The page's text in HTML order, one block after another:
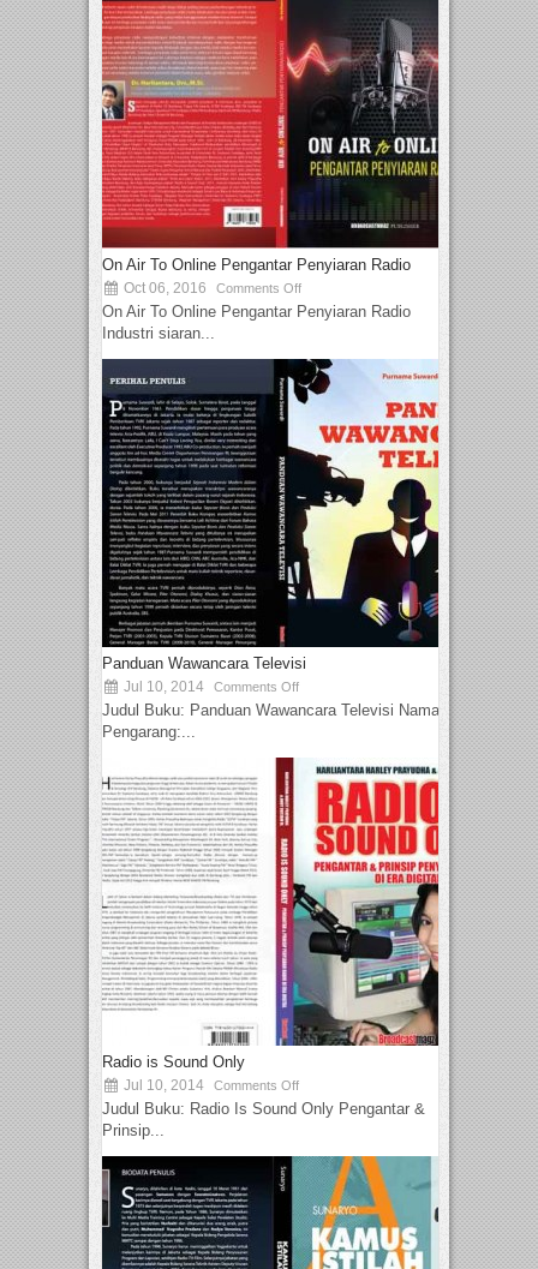
On Air To Online Pengantar Penyiaran Radio
Oct 06, 2016 Comments Off
On Air To Online Pengantar Penyiaran Radio
Industri siaran...
Panduan Wawancara Televisi
Jul 10, 2014 Comments Off
Judul Buku: Panduan Wawancara Televisi Nama
Pengarang:...
Radio is Sound Only
Jul 10, 2014 Comments Off
Judul Buku: Radio Is Sound Only Pengantar &
Prinsip...